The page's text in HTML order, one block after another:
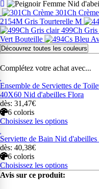
301Ch Crème
2154M Gris Tourterelle M
499Ch
Vert Bouteille
Découvrez toutes les couleurs
Complétez votre achat avec...
Ensemble de Serviettes de
40X60 Nid d'abeilles Flora
dès: 31,47€
6 coloris
Choisissez les options
Serviette de Bain Nid
dès: 40,38€
6 coloris
Choisissez les options
Avis sur ce produit: